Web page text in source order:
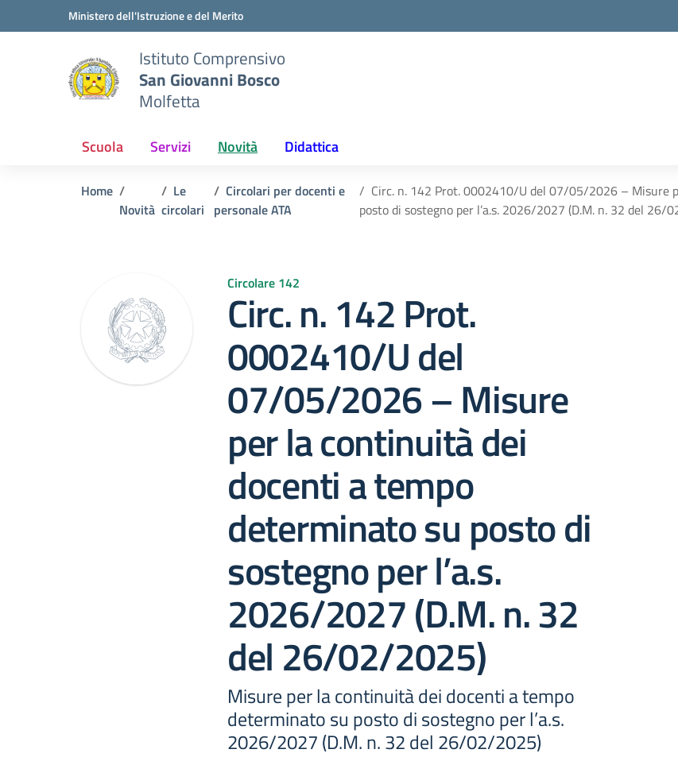
Vai ai contenuti
Vai al menu di navigazioneMinistero dell'Istruzione e del Merito
Istituto Comprensivo
San Giovanni Bosco
Molfetta
Scuola Servizi Novità Didattica
Home
Novità
Le
circolari
Circolari per docenti e
personale ATA
Circ. n. 142 Prot. 0002410/U del 07/05/2026 – Misure
posto di sostegno per l’a.s. 2026/2027 (D.M. n. 32 del 26/
Circolare 142
Circ. n. 142 Prot.
0002410/U del
07/05/2026 – Misure
per la continuità dei
docenti a tempo
determinato su posto di
sostegno per l’a.s.
2026/2027 (D.M. n. 32
del 26/02/2025)
Misure per la continuità dei docenti a tempo
determinato su posto di sostegno per l’a.s.
2026/2027 (D.M. n. 32 del 26/02/2025)